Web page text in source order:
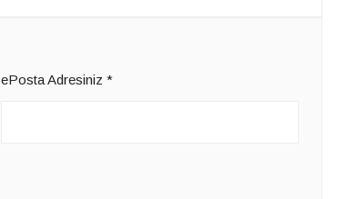
ePosta Adresiniz *